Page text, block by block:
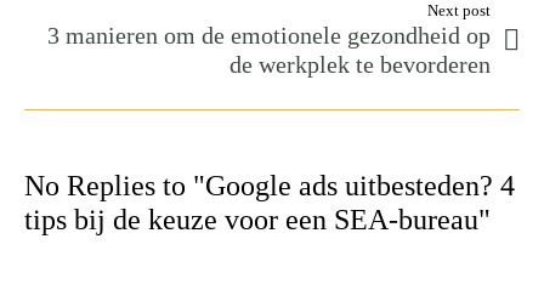
Next post
3 manieren om de emotionele gezondheid op
de werkplek te bevorderen
No Replies to "Google ads uitbesteden? 4
tips bij de keuze voor een SEA-bureau"